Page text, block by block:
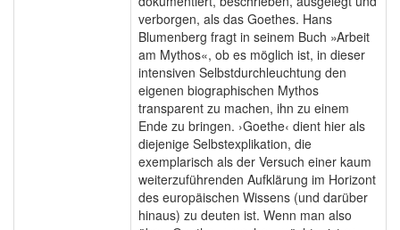
verborgen, als das Goethes. Hans
Blumenberg fragt in seinem Buch »Arbeit
am Mythos«, ob es möglich ist, in dieser
intensiven Selbstdurchleuchtung den
eigenen biographischen Mythos
transparent zu machen, ihn zu einem
Ende zu bringen. ›Goethe‹ dient hier als
diejenige Selbstexplikation, die
exemplarisch als der Versuch einer kaum
weiterzuführenden Aufklärung im Horizont
des europäischen Wissens (und darüber
hinaus) zu deuten ist. Wenn man also